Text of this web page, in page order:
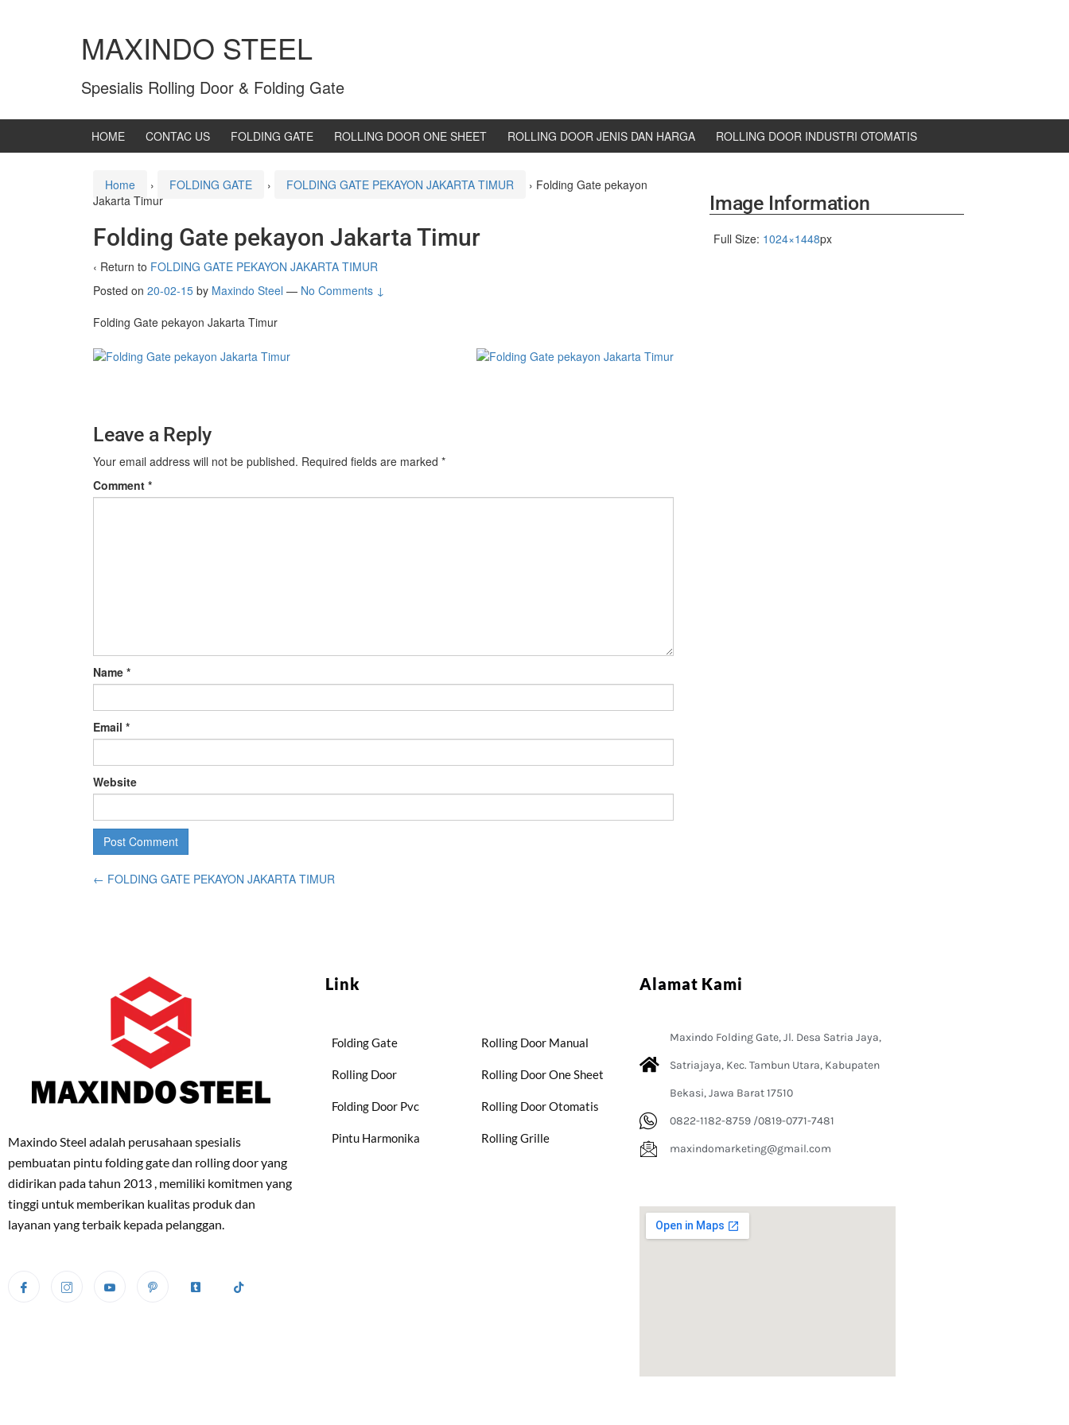
MAXINDO STEEL
Spesialis Rolling Door & Folding Gate
HOME CONTAC US FOLDING GATE ROLLING DOOR ONE SHEET ROLLING DOOR JENIS DAN HARGA ROLLING DOOR INDUSTRI OTOMATIS
Home › FOLDING GATE › FOLDING GATE PEKAYON JAKARTA TIMUR › Folding Gate pekayon
Jakarta Timur
Folding Gate pekayon Jakarta Timur
‹ Return to FOLDING GATE PEKAYON JAKARTA TIMUR
Posted on 20-02-15 by Maxindo Steel — No Comments ↓
Folding Gate pekayon Jakarta Timur
Leave a Reply
Your email address will not be published. Required fields are marked *
Comment *
Name *
Email *
Website
← FOLDING GATE PEKAYON JAKARTA TIMUR
Image Information
Full Size: 1024×1448px
Maxindo Steel adalah perusahaan spesialis
pembuatan pintu folding gate dan rolling door yang
didirikan pada tahun 2013 , memiliki komitmen yang
tinggi untuk memberikan kualitas produk dan
layanan yang terbaik kepada pelanggan.
Link
Folding Gate
Rolling Door
Folding Door Pvc
Pintu Harmonika
Rolling Door Manual
Rolling Door One Sheet
Rolling Door Otomatis
Rolling Grille
Alamat Kami
Maxindo Folding Gate, Jl. Desa Satria Jaya,
Satriajaya, Kec. Tambun Utara, Kabupaten
Bekasi, Jawa Barat 17510
0822-1182-8759 /0819-0771-7481
maxindomarketing@gmail.com